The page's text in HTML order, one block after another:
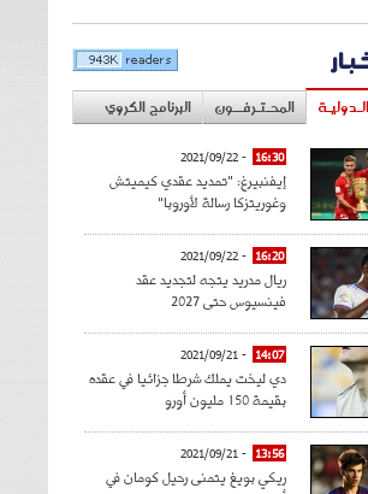
المحـتـرفــون البرنامج الكروي
16:30
- 2021/09/22
إيفنبيرغ: "تمديد عقدي كيميتش
وغوريتزكا رسالة لأوروبا"
16:20
- 2021/09/22
ريال مدريد يتجه لتجديد عقد
فينسيوس حتى 2027
14:07
- 2021/09/21
دي ليخت يملك شرطا جزائيا في عقده
بقيمة 150 مليون أورو
13:56
- 2021/09/21
ريكي بويغ يتمنى رحيل كومان في